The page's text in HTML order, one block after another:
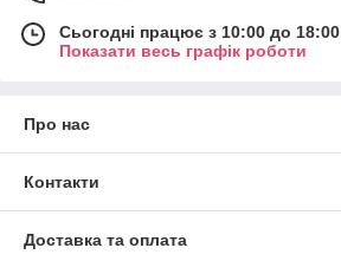
Сьогодні працює з 10:00 до 18:00
Показати весь графік роботи
Про нас
Контакти
Доставка та оплата